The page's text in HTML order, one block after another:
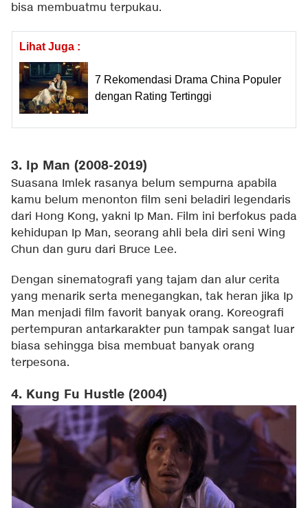
bisa membuatmu terpukau.
Lihat Juga :
7 Rekomendasi Drama China Populer
dengan Rating Tertinggi
3. Ip Man (2008-2019)
Suasana Imlek rasanya belum sempurna apabila
kamu belum menonton film seni beladiri legendaris
dari Hong Kong, yakni Ip Man. Film ini berfokus pada
kehidupan Ip Man, seorang ahli bela diri seni Wing
Chun dan guru dari Bruce Lee.
Dengan sinematografi yang tajam dan alur cerita
yang menarik serta menegangkan, tak heran jika Ip
Man menjadi film favorit banyak orang. Koreografi
pertempuran antarkarakter pun tampak sangat luar
biasa sehingga bisa membuat banyak orang
terpesona.
4. Kung Fu Hustle (2004)